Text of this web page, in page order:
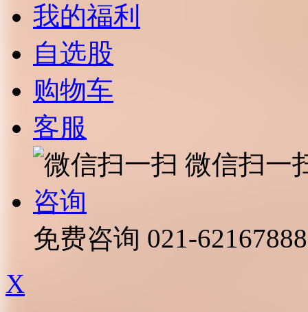
我的福利
自选股
购物车
客服
微信扫一
咨询
免费咨询 021-62167888
X